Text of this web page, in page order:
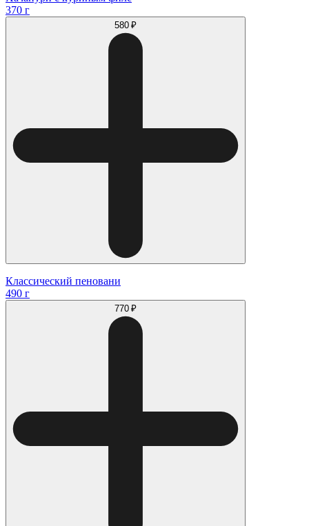
370 г
580 ₽
Классический пеновани
490 г
770 ₽